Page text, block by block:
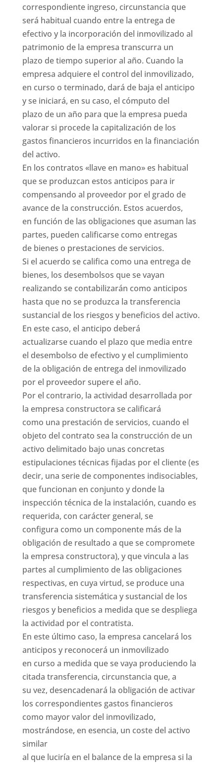
correspondiente ingreso, circunstancia que
será habitual cuando entre la entrega de
efectivo y la incorporación del inmovilizado al
patrimonio de la empresa transcurra un
plazo de tiempo superior al año. Cuando la
empresa adquiere el control del inmovilizado,
en curso o terminado, dará de baja el anticipo
y se iniciará, en su caso, el cómputo del
plazo de un año para que la empresa pueda
valorar si procede la capitalización de los
gastos financieros incurridos en la financiación
del activo.
En los contratos «llave en mano» es habitual
que se produzcan estos anticipos para ir
compensando al proveedor por el grado de
avance de la construcción. Estos acuerdos,
en función de las obligaciones que asuman las
partes, pueden calificarse como entregas
de bienes o prestaciones de servicios.
Si el acuerdo se califica como una entrega de
bienes, los desembolsos que se vayan
realizando se contabilizarán como anticipos
hasta que no se produzca la transferencia
sustancial de los riesgos y beneficios del activo.
En este caso, el anticipo deberá
actualizarse cuando el plazo que media entre
el desembolso de efectivo y el cumplimiento
de la obligación de entrega del inmovilizado
por el proveedor supere el año.
Por el contrario, la actividad desarrollada por
la empresa constructora se calificará
como una prestación de servicios, cuando el
objeto del contrato sea la construcción de un
activo delimitado bajo unas concretas
estipulaciones técnicas fijadas por el cliente (es
decir, una serie de componentes indisociables,
que funcionan en conjunto y donde la
inspección técnica de la instalación, cuando es
requerida, con carácter general, se
configura como un componente más de la
obligación de resultado a que se compromete
la empresa constructora), y que vincula a las
partes al cumplimiento de las obligaciones
respectivas, en cuya virtud, se produce una
transferencia sistemática y sustancial de los
riesgos y beneficios a medida que se despliega
la actividad por el contratista.
En este último caso, la empresa cancelará los
anticipos y reconocerá un inmovilizado
en curso a medida que se vaya produciendo la
citada transferencia, circunstancia que, a
su vez, desencadenará la obligación de activar
los correspondientes gastos financieros
como mayor valor del inmovilizado,
mostrándose, en esencia, un coste del activo
similar
al que luciría en el balance de la empresa si la